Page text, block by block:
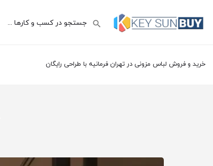
خرید و فروش لباس مزونی در تهران فرمانیه با طراحی رایگان